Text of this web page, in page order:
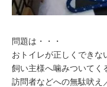
問題は・・・
おトイレが正しくできな
飼い主様へ噛みついてく
訪問者などへの無駄吠え